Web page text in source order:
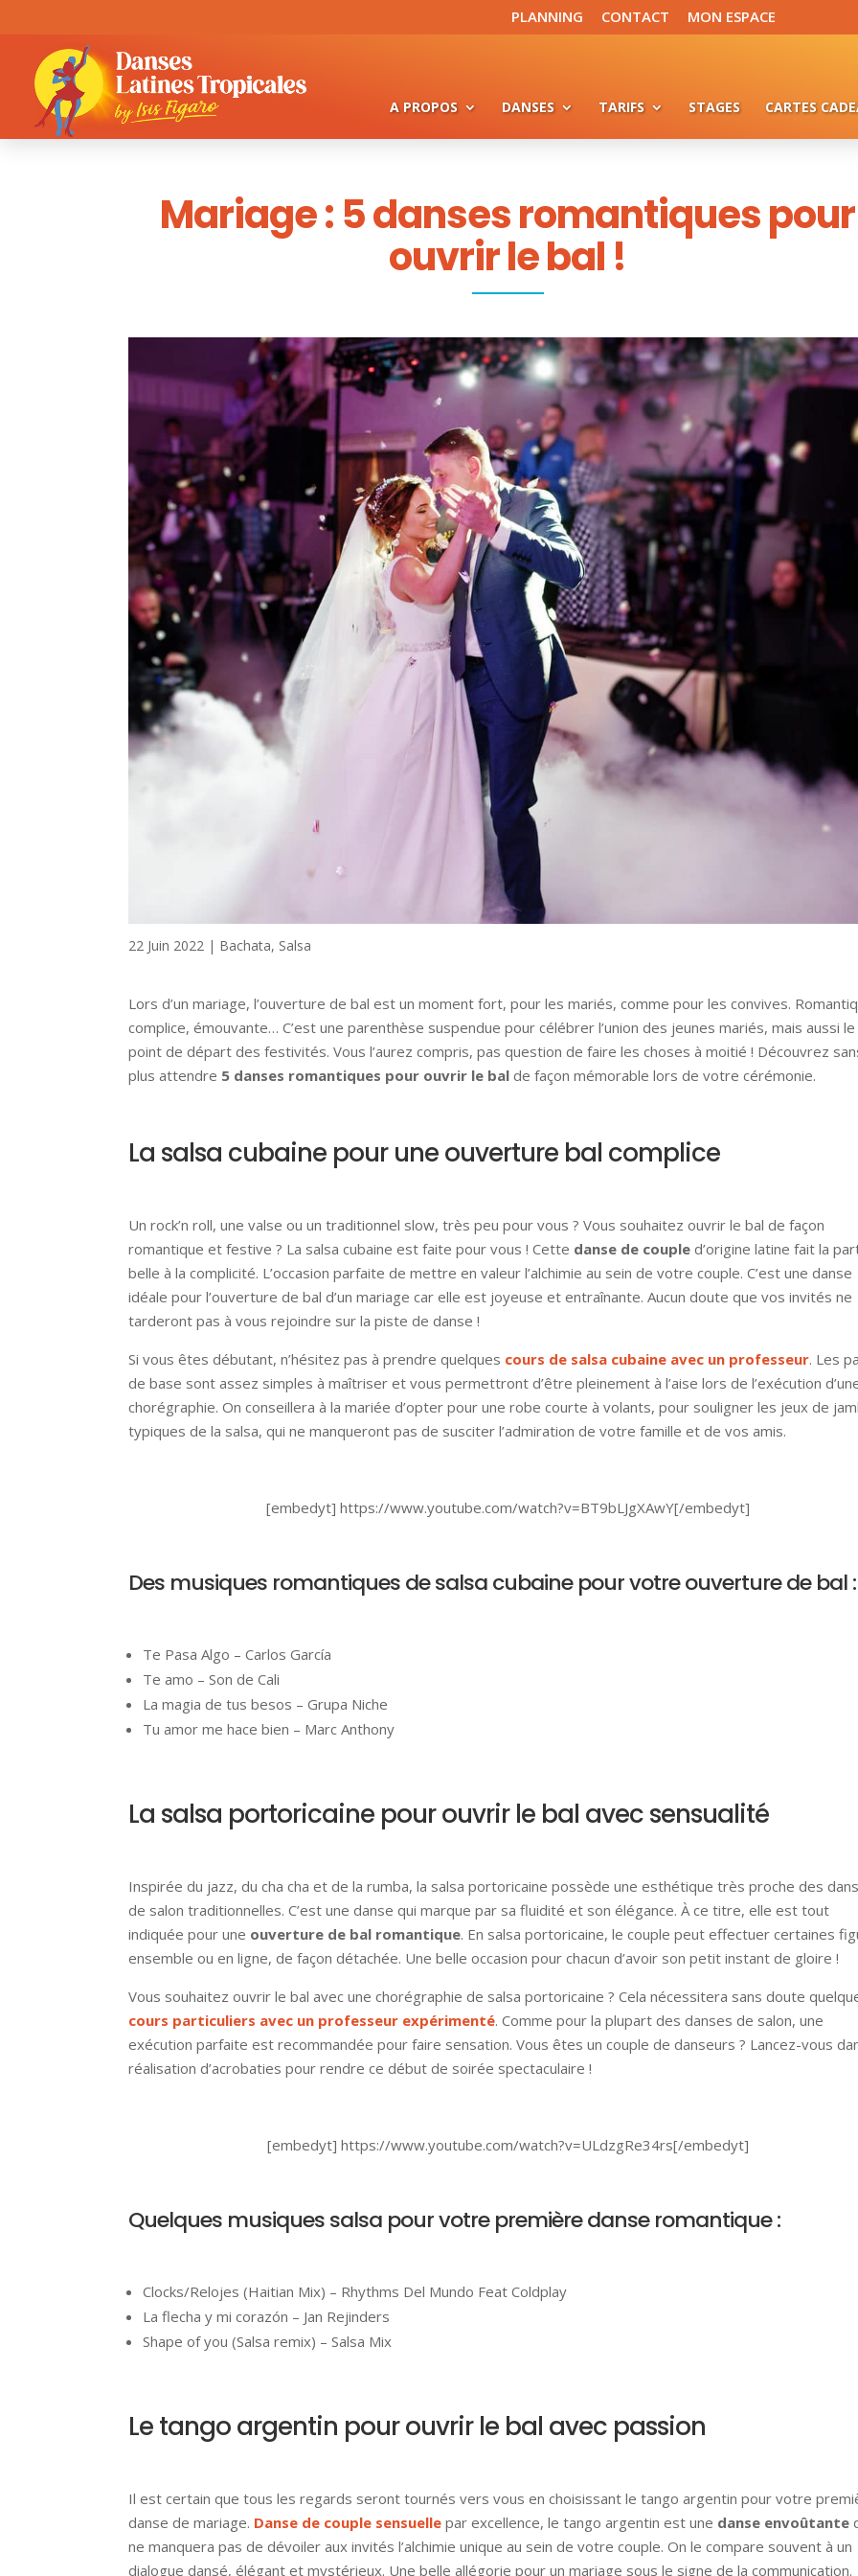
PLANNING CONTACT MON ESPACE
A PROPOS DANSES TARIFS STAGES CARTES
Mariage : 5 danses romantiques pour
ouvrir le bal !
22 Juin 2022 | Bachata, Salsa
Lors d’un mariage, l’ouverture de bal est un moment fort, pour les mariés, comme pour les convives.
complice, émouvante… C’est une parenthèse suspendue pour célébrer l’union des jeunes mariés, mais aussi le
point de départ des festivités. Vous l’aurez compris, pas question de faire les choses à moitié ! Découvrez
plus attendre 5 danses romantiques pour ouvrir le bal de façon mémorable lors de votre cérémonie.
La salsa cubaine pour une ouverture bal complice
Un rock’n roll, une valse ou un traditionnel slow, très peu pour vous ? Vous souhaitez ouvrir le bal de façon
romantique et festive ? La salsa cubaine est faite pour vous ! Cette danse de couple d’origine latine fait la
belle à la complicité. L’occasion parfaite de mettre en valeur l’alchimie au sein de votre couple. C’est une danse
idéale pour l’ouverture de bal d’un mariage car elle est joyeuse et entraînante. Aucun doute que vos invités ne
tarderont pas à vous rejoindre sur la piste de danse !
Si vous êtes débutant, n’hésitez pas à prendre quelques cours de salsa cubaine avec un professeur. Les
de base sont assez simples à maîtriser et vous permettront d’être pleinement à l’aise lors de l’exécution
chorégraphie. On conseillera à la mariée d’opter pour une robe courte à volants, pour souligner les jeux de
typiques de la salsa, qui ne manqueront pas de susciter l’admiration de votre famille et de vos amis.
[embedyt] https://www.youtube.com/watch?v=BT9bLJgXAwY[/embedyt]
Des musiques romantiques de salsa cubaine pour votre ouverture de bal :
Te Pasa Algo – Carlos García
Te amo – Son de Cali
La magia de tus besos – Grupa Niche
Tu amor me hace bien – Marc Anthony
La salsa portoricaine pour ouvrir le bal avec sensualité
Inspirée du jazz, du cha cha et de la rumba, la salsa portoricaine possède une esthétique très proche des
de salon traditionnelles. C’est une danse qui marque par sa fluidité et son élégance. À ce titre, elle est tout
indiquée pour une ouverture de bal romantique. En salsa portoricaine, le couple peut effectuer certaines
ensemble ou en ligne, de façon détachée. Une belle occasion pour chacun d’avoir son petit instant de gloire !
Vous souhaitez ouvrir le bal avec une chorégraphie de salsa portoricaine ? Cela nécessitera sans doute
cours particuliers avec un professeur expérimenté. Comme pour la plupart des danses de salon, une
exécution parfaite est recommandée pour faire sensation. Vous êtes un couple de danseurs ? Lancez-vous
réalisation d’acrobaties pour rendre ce début de soirée spectaculaire !
[embedyt] https://www.youtube.com/watch?v=ULdzgRe34rs[/embedyt]
Quelques musiques salsa pour votre première danse romantique :
Clocks/Relojes (Haitian Mix) – Rhythms Del Mundo Feat Coldplay
La flecha y mi corazón – Jan Rejinders
Shape of you (Salsa remix) – Salsa Mix
Le tango argentin pour ouvrir le bal avec passion
Il est certain que tous les regards seront tournés vers vous en choisissant le tango argentin pour votre
danse de mariage. Danse de couple sensuelle par excellence, le tango argentin est une danse envoûtante
ne manquera pas de dévoiler aux invités l’alchimie unique au sein de votre couple. On le compare souvent à un
dialogue dansé, élégant et mystérieux. Une belle allégorie pour un mariage sous le signe de la communication.